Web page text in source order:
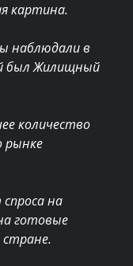
картина.
наблюдали в
был Жилищный
количество
рынке
на
готовые
стране.